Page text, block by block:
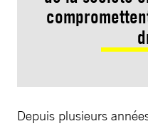
Depuis plusieurs